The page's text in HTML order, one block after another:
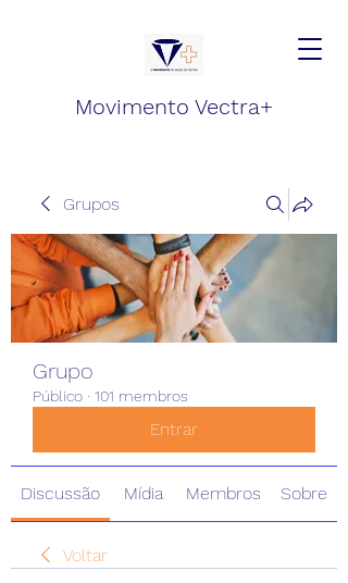
Movimento Vectra+
Grupos
Grupo
Público · 101 membros
Entrar
Discussão Mídia Membros Sobre
Voltar